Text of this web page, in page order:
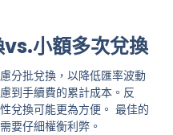
小額多次兌換
分批兌換，以降低匯率波動
到手續費的累計成本。反
兌換可能更為方便。 最佳的
要仔細權衡利弊。